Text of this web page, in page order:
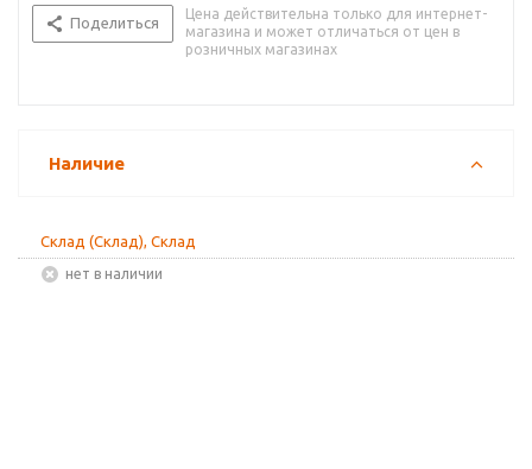
Поделиться
Цена действительна только для интернет-
магазина и может отличаться от цен в
розничных магазинах
Наличие
Склад (Склад), Склад
Нет в наличии